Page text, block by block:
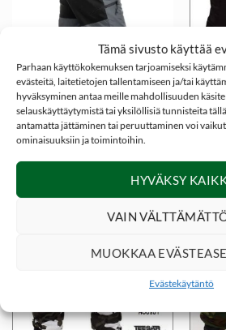
Tämä sivusto käyttää
Parhaan käyttökokemuksen tarjoamiseksi
evästeitä, laitetietojen tallentamiseen ja/tai
hyväksyminen antaa meille mahdollisuuden
selauskäyttäytymistä tai yksilöllisiä tunnisteita
antamatta jättäminen tai peruuttaminen voi
ominaisuuksiin ja toimintoihin.
HYVÄKSY
VAIN
MUOKKAA
Evästekäytäntö
HOUSUT JA SHORTSIT
Dovrefjell Active 2.0
ulkoiluhousut –
Harmaa/Musta
89,00€